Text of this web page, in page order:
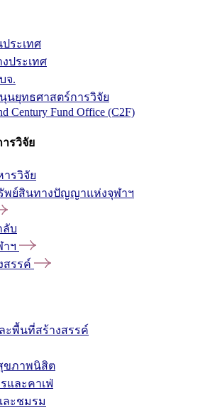
ระเทศ
ประเทศ
จ.
นยุทธศาสตร์การวิจัย
Century Fund Office (C2F)
รวิจัย
รวิจัย
พย์สินทางปัญญาแห่งจุฬาฯ
ลับ
าฯ
สรรค์
ะพื้นที่สร้างสรรค์
ขภาพนิสิต
และคาเฟ่
ละชมรม